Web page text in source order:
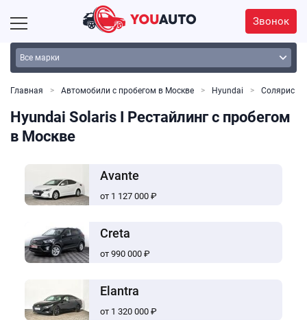
Звонок
Главная Автомобили с пробегом в Москве Hyundai Солярис
Hyundai Solaris I Рестайлинг с пробегом
в Москве
Avante
от 1 127 000 ₽
Creta
от 990 000 ₽
Elantra
от 1 320 000 ₽